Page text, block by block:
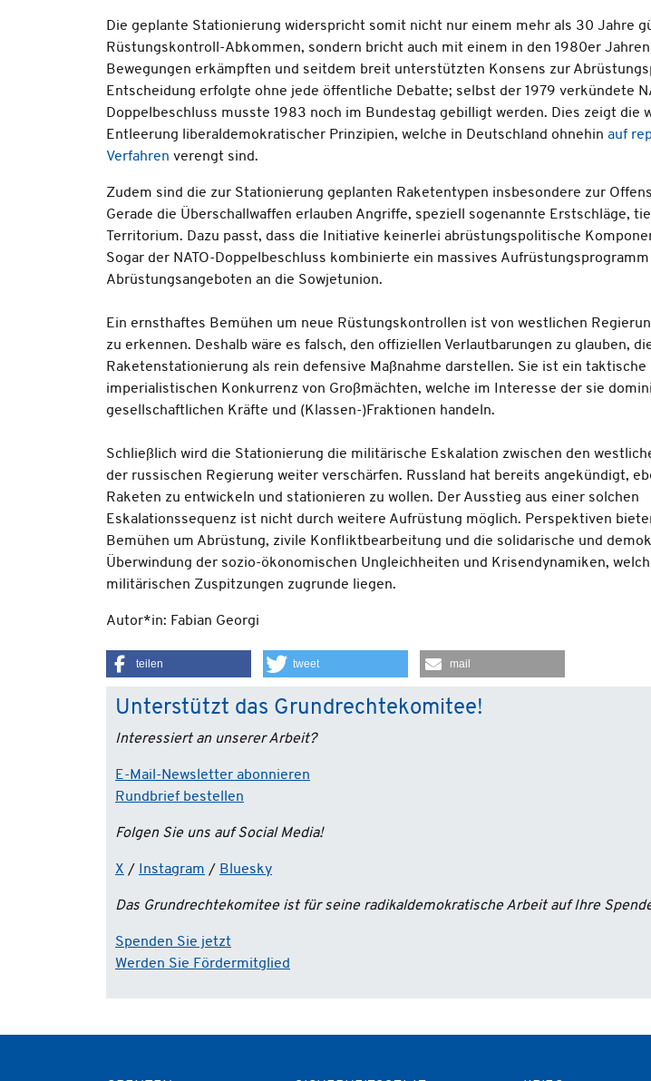
Die geplante Stationierung widerspricht somit nicht nur einem mehr als 30 Jahre
Rüstungskontroll-Abkommen, sondern bricht auch mit einem in den 1980er
Bewegungen erkämpften und seitdem breit unterstützten Konsens zur
Entscheidung erfolgte ohne jede öffentliche Debatte; selbst der 1979 verkündete
Doppelbeschluss musste 1983 noch im Bundestag gebilligt werden. Dies zeigt die
Entleerung liberaldemokratischer Prinzipien, welche in Deutschland ohnehin auf
Verfahren verengt sind.
Zudem sind die zur Stationierung geplanten Raketentypen insbesondere zur
Gerade die Überschallwaffen erlauben Angriffe, speziell sogenannte Erstschläge,
Territorium. Dazu passt, dass die Initiative keinerlei abrüstungspolitische
Sogar der NATO-Doppelbeschluss kombinierte ein massives
Abrüstungsangeboten an die Sowjetunion.
Ein ernsthaftes Bemühen um neue Rüstungskontrollen ist von westlichen
zu erkennen. Deshalb wäre es falsch, den offiziellen Verlautbarungen zu glauben,
Raketenstationierung als rein defensive Maßnahme darstellen. Sie ist ein
imperialistischen Konkurrenz von Großmächten, welche im Interesse der sie
gesellschaftlichen Kräfte und (Klassen-)Fraktionen handeln.
Schließlich wird die Stationierung die militärische Eskalation zwischen den
der russischen Regierung weiter verschärfen. Russland hat bereits angekündigt,
Raketen zu entwickeln und stationieren zu wollen. Der Ausstieg aus einer solchen
Eskalationssequenz ist nicht durch weitere Aufrüstung möglich. Perspektiven
Bemühen um Abrüstung, zivile Konfliktbearbeitung und die solidarische und
Überwindung der sozio-ökonomischen Ungleichheiten und Krisendynamiken,
militärischen Zuspitzungen zugrunde liegen.
Autor*in: Fabian Georgi
teilen tweet mail
Unterstützt das Grundrechtekomitee!
Interessiert an unserer Arbeit?
E-Mail-Newsletter abonnieren
Rundbrief bestellen
Folgen Sie uns auf Social Media!
X / Instagram / Bluesky
Das Grundrechtekomitee ist für seine radikaldemokratische Arbeit auf Ihre
Spenden Sie jetzt
Werden Sie Fördermitglied